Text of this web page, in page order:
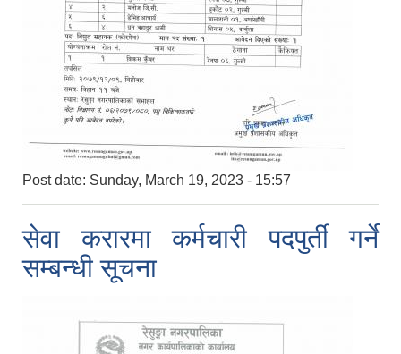
Post date: Sunday, March 19, 2023 - 15:57
सेवा करारमा कर्मचारी पदपुर्ती गर्ने
सम्बन्धी सूचना